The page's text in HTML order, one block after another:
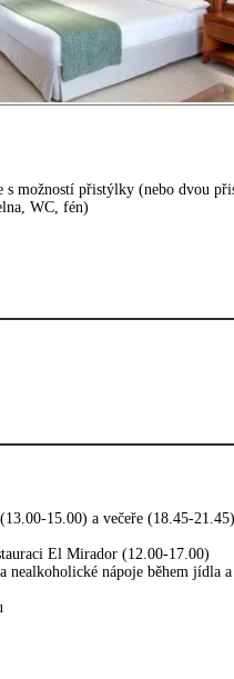
s možností přistýlky (nebo dvou
WC, fén)
15.00) a večeře (18.45-
El Mirador (12.00-17.00)
nealkoholické nápoje během jídla